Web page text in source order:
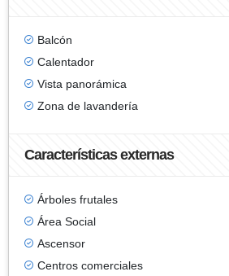
Balcón
Calentador
Vista panorámica
Zona de lavandería
Características externas
Árboles frutales
Área Social
Ascensor
Centros comerciales